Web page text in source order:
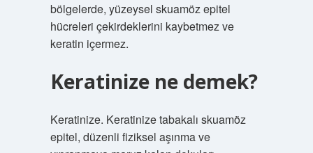
bölgelerde, yüzeysel skuamöz epitel
hücreleri çekirdeklerini kaybetmez ve
keratin içermez.
Keratinize ne demek?
Keratinize. Keratinize tabakalı skuamöz
epitel, düzenli fiziksel aşınma ve